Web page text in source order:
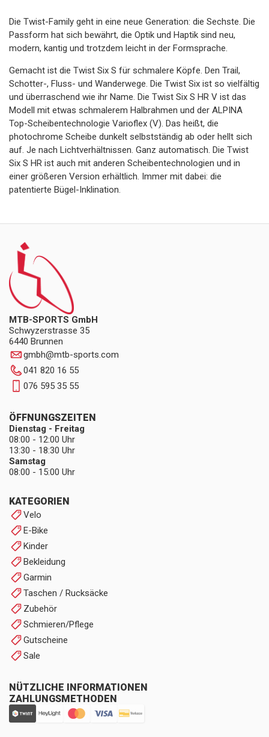
Die Twist-Family geht in eine neue Generation: die Sechste. Die
Passform hat sich bewährt, die Optik und Haptik sind neu,
modern, kantig und trotzdem leicht in der Formsprache.
Gemacht ist die Twist Six S für schmalere Köpfe. Den Trail,
Schotter-, Fluss- und Wanderwege. Die Twist Six ist so vielfältig
und überraschend wie ihr Name. Die Twist Six S HR V ist das
Modell mit etwas schmalerem Halbrahmen und der ALPINA
Top-Scheibentechnologie Varioflex (V). Das heißt, die
photochrome Scheibe dunkelt selbstständig ab oder hellt sich
auf. Je nach Lichtverhältnissen. Ganz automatisch. Die Twist
Six S HR ist auch mit anderen Scheibentechnologien und in
einer größeren Version erhältlich. Immer mit dabei: die
patentierte Bügel-Inklination.
MTB-SPORTS GmbH
Schwyzerstrasse 35
6440 Brunnen
gmbh@mtb-sports.com
041 820 16 55
076 595 35 55
KATEGORIEN
Velo
E-Bike
Kinder
Bekleidung
Garmin
Taschen / Rucksäcke
Zubehör
Schmieren/Pflege
Gutscheine
Sale
NÜTZLICHE INFORMATIONEN
ZAHLUNGSMETHODEN
ÖFFNUNGSZEITEN
Dienstag - Freitag
08:00 - 12:00 Uhr
13:30 - 18:30 Uhr
Samstag
08:00 - 15:00 Uhr